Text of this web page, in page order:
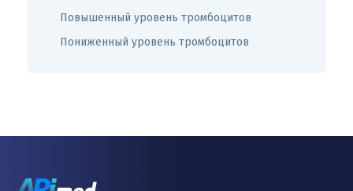
Повышенный уровень тромбоцитов
Пониженный уровень тромбоцитов